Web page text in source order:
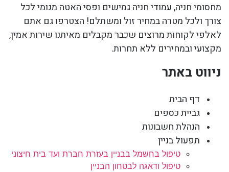
מחסומי חניה, עמודי חניה גמישים ופסי האטה מגומי לכל
צורך ולכל מטרה במחיר זול ומשתלם! הצטרפו גם אתם
לאלפי לקוחות מרוצים שכבר מקבלים מאיתנו שירות אמין,
מקצועי ובמחירים ללא תחרות.
ניווט באתר
דף הבית
גביית כספים
הנהלת חשבונות
תפעול בניין
טיפול בחשמל בבניין בעזרת חברת ועד בית חיצוני
טיפול ודאגה לבטחון הבניין